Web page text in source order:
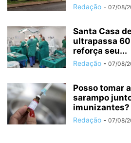
Redação - 07/08/
Santa Casa
ultrapassa
reforça seu...
Redação - 07/08/
Posso tomar
sarampo
imunizantes?
Redação - 07/08/